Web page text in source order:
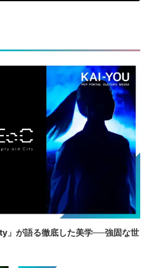
」が語る徹底した美学──強固な世